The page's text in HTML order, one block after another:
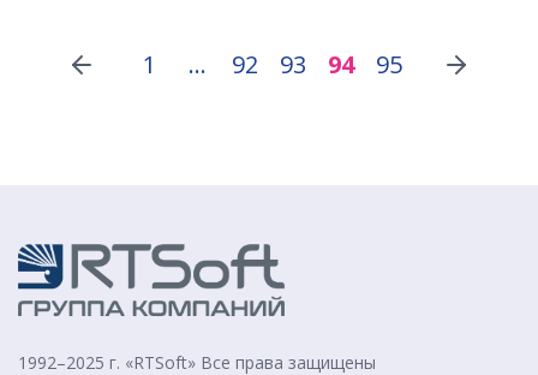
1 ... 92 93 94 95
1992–2025 г. «RTSoft» Все права защищены